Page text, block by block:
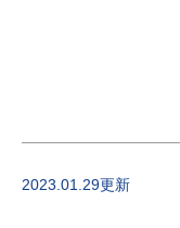
2023.01.29更新